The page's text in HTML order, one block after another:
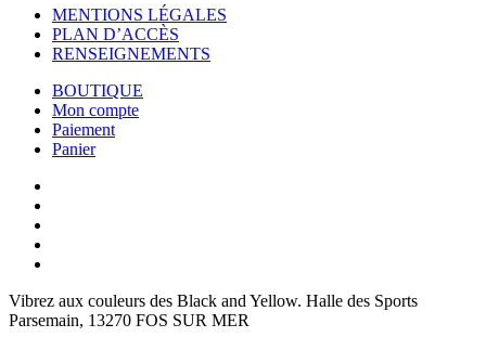
MENTIONS LÉGALES
PLAN D’ACCÈS
RENSEIGNEMENTS
BOUTIQUE
Mon compte
Paiement
Panier
Vibrez aux couleurs des Black and Yellow. Halle des Sports
Parsemain, 13270 FOS SUR MER